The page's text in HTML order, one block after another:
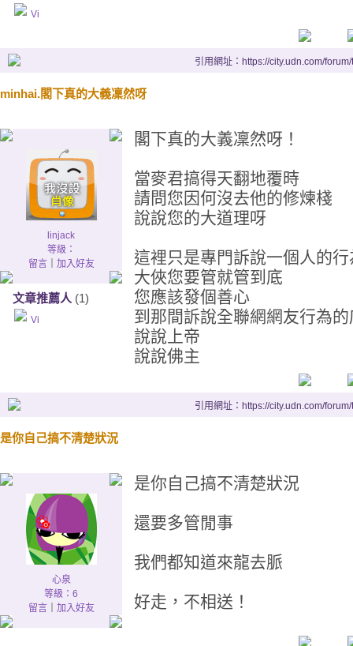
Vi
引用網址：https://city.udn.com/
minhai.閣下真的大義凜然呀
linjack
等級：
留言｜ 加入好友
文章推薦人 (1)
Vi
閣下真的大義凜然呀！
當麥君搞得天翻地覆時
請問您因何沒去他的修煉棧
說說您的大道理呀
這裡只是專門訴說一個人的行
大俠您要管就管到底
您應該發個善心
到那間訴說全聯網網友行為的
說說上帝
說說佛主
引用網址：https://city.udn.com/
是你自己搞不清楚狀況
心泉
等級：6
留言｜ 加入好友
是你自己搞不清楚狀況
還要多管閒事
我們都知道來龍去脈
好走，不相送！